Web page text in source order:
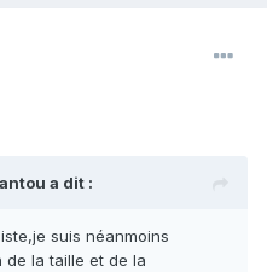
a dit :
suis néanmoins
la taille et de la